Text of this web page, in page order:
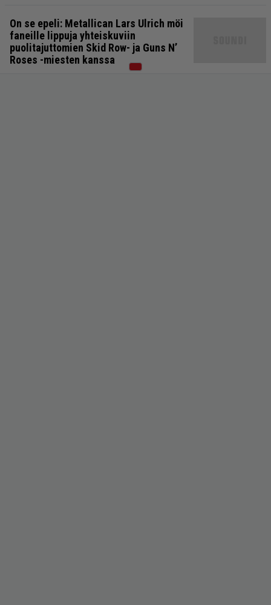
On se epeli: Metallican Lars Ulrich möi
faneille lippuja yhteiskuviin
puolitajuttomien Skid Row- ja Guns N’
Roses -miesten kanssa